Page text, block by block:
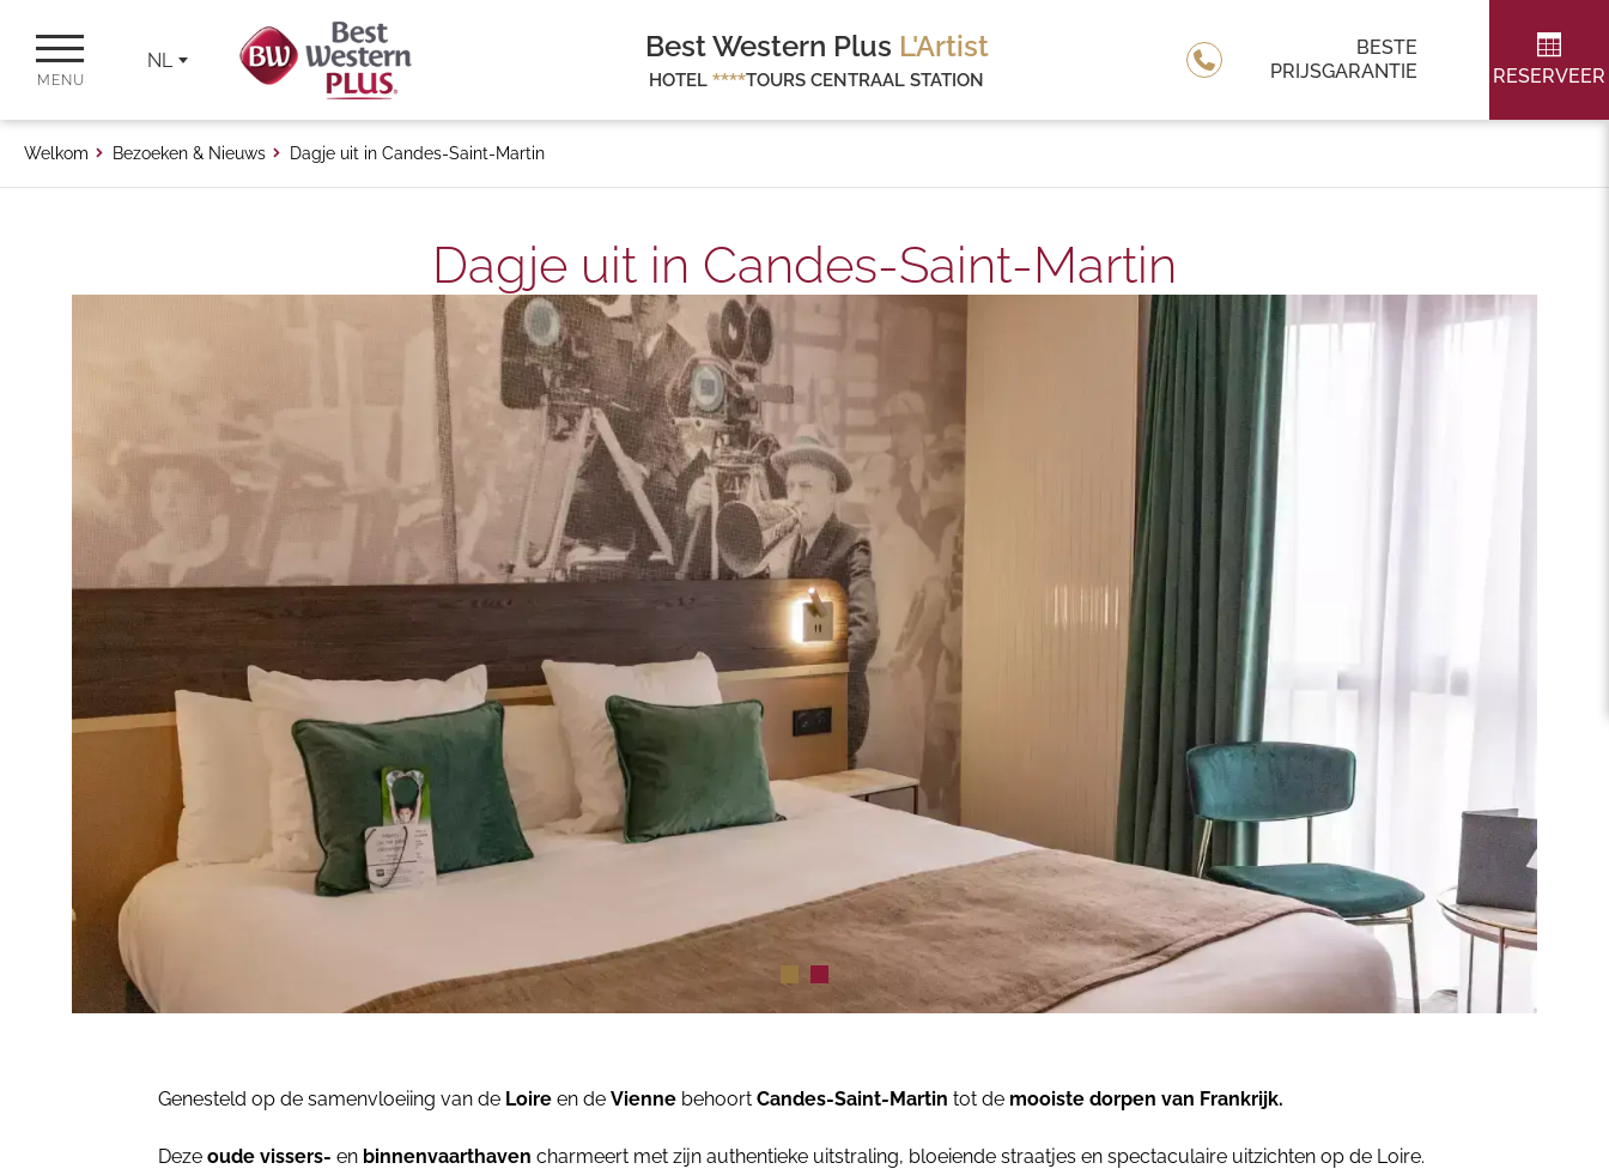
MENU
NL Best Western Plus L'Artist
HOTEL ****TOURS CENTRAAL STATION
BESTE
PRIJSGARANTIE
RESERVEER
Welkom Bezoeken & Nieuws Dagje uit in Candes-Saint-Martin
Dagje uit in Candes-Saint-Martin
Genesteld op de samenvloeiing van de Loire en de Vienne behoort Candes-Saint-Martin tot de mooiste dorpen van Frankrijk.
Deze oude vissers- en binnenvaarthaven charmeert met zijn authentieke uitstraling, bloeiende straatjes en spectaculaire uitzichten op de Loire.